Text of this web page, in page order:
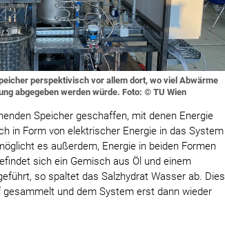
perspektivisch vor allem dort, wo viel Abwärme
abgegeben werden würde. Foto: © TU Wien
Speicher geschaffen, mit denen Energie
in Form von elektrischer Energie in das System
es außerdem, Energie in beiden Formen
sich ein Gemisch aus Öl und einem
so spaltet das Salzhydrat Wasser ab.
und dem System erst dann wieder